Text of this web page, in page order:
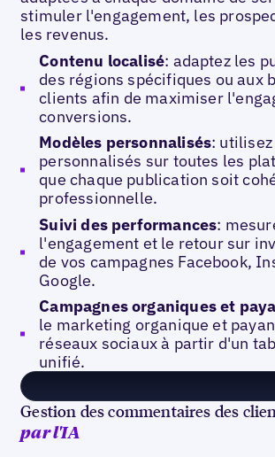
stimuler l'engagement, les
les revenus.
Contenu localisé: adaptez les
des régions spécifiques ou aux
clients afin de maximiser
conversions.
Modèles personnalisés:
personnalisés sur toutes les
que chaque publication soit
professionnelle.
Suivi des performances:
l'engagement et le retour sur
de vos campagnes Facebook,
Google.
Campagnes organiques et
le marketing organique et
réseaux sociaux à partir d'un
unifié.
Gestion des commentaires des
par l'IA